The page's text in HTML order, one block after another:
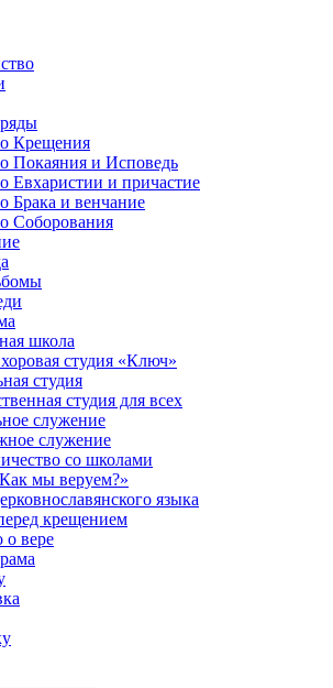
Крещения
Покаяния и Исповедь
Евхаристии и причастие
Брака и венчание
Соборования
школа
студия «Ключ»
студия
студия для всех
служение
служение
со школами
мы веруем?»
языка
крещением
о вере